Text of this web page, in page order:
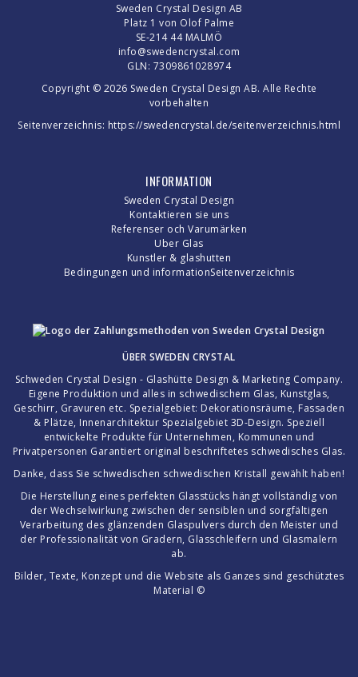
Sweden Crystal Design AB
Platz 1 von Olof Palme
SE-214 44 MALMÖ
info@swedencrystal.com
GLN: 7309861028974
Copyright © 2026 Sweden Crystal Design AB. Alle Rechte
vorbehalten
Seitenverzeichnis: https://swedencrystal.de/seitenverzeichnis.html
INFORMATION
Sweden Crystal Design
Kontaktieren sie uns
Referenser och Varumärken
Uber Glas
Kunstler & glashutten
Bedingungen und informationSeitenverzeichnis
ÜBER SWEDEN CRYSTAL
Schweden Crystal Design - Glashütte Design & Marketing Company.
Eigene Produktion und alles in schwedischem Glas, Kunstglas,
Geschirr, Gravuren etc. Spezialgebiet: Dekorationsräume, Fassaden
& Plätze, Innenarchitektur Spezialgebiet 3D-Design. Speziell
entwickelte Produkte für Unternehmen, Kommunen und
Privatpersonen Garantiert original beschriftetes schwedisches Glas.
Danke, dass Sie schwedischen schwedischen Kristall gewählt haben!
Die Herstellung eines perfekten Glasstücks hängt vollständig von
der Wechselwirkung zwischen der sensiblen und sorgfältigen
Verarbeitung des glänzenden Glaspulvers durch den Meister und
der Professionalität von Gradern, Glasschleifern und Glasmalern
ab.
Bilder, Texte, Konzept und die Website als Ganzes sind geschütztes
Material ©